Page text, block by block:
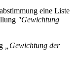
eine Liste
"Gewichtung
„Gewichtung der